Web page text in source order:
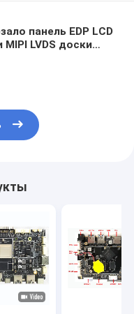
панель EDP LCD
LVDS доски